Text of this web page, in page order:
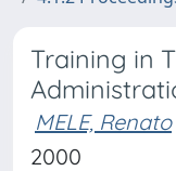
Training in
MELE, Renato
2000